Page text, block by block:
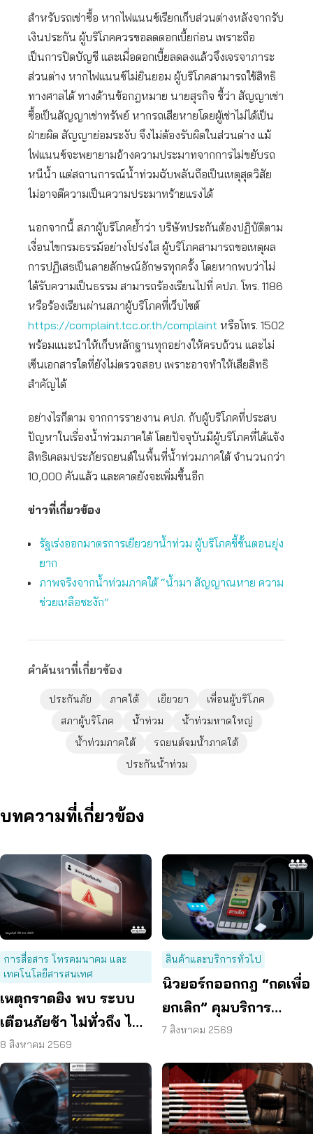
สำหรับรถเช่าซื้อ หากไฟแนนซ์เรียกเก็บส่วนต่างหลังจากรับ
เงินประกัน ผู้บริโภคควรขอลดดอกเบี้ยก่อน เพราะถือ
เป็นการปิดบัญชี และเมื่อดอกเบี้ยลดลงแล้วจึงเจรจาภาระ
ส่วนต่าง หากไฟแนนซ์ไม่ยินยอม ผู้บริโภคสามารถใช้สิทธิ
ทางศาลได้ ทางด้านข้อกฎหมาย นายสุรกิจ ชี้ว่า สัญญาเช่า
ซื้อเป็นสัญญาเช่าทรัพย์ หากรถเสียหายโดยผู้เช่าไม่ได้เป็น
ฝ่ายผิด สัญญาย่อมระงับ จึงไม่ต้องรับผิดในส่วนต่าง แม้
ไฟแนนซ์จะพยายามอ้างความประมาทจากการไม่ขยับรถ
หนีน้ำ แต่สถานการณ์น้ำท่วมฉับพลันถือเป็นเหตุสุดวิสัย
ไม่อาจตีความเป็นความประมาทร้ายแรงได้
นอกจากนี้ สภาผู้บริโภคย้ำว่า บริษัทประกันต้องปฏิบัติตาม
เงื่อนไขกรมธรรม์อย่างโปร่งใส ผู้บริโภคสามารถขอเหตุผล
การปฏิเสธเป็นลายลักษณ์อักษรทุกครั้ง โดยหากพบว่าไม่
ได้รับความเป็นธรรม สามารถร้องเรียนไปที่ คปภ. โทร. 1186
หรือร้องเรียนผ่านสภาผู้บริโภคที่เว็บไซต์
https://complaint.tcc.or.th/complaint หรือโทร. 1502
พร้อมแนะนำให้เก็บหลักฐานทุกอย่างให้ครบถ้วน และไม่
เซ็นเอกสารใดที่ยังไม่ตรวจสอบ เพราะอาจทำให้เสียสิทธิ
สำคัญได้
อย่างไรก็ตาม จากการรายงาน คปภ. กับผู้บริโภคที่ประสบ
ปัญหาในเรื่องน้ำท่วมภาคใต้ โดยปัจจุบันมีผู้บริโภคที่ได้แจ้ง
สิทธิเคลมประภัยรถยนต์ในพื้นที่น้ำท่วมภาคใต้ จำนวนกว่า
10,000 คันแล้ว และคาดยังจะเพิ่มขึ้นอีก
ข่าวที่เกี่ยวข้อง
รัฐเร่งออกมาตรการเยียวยาน้ำท่วม ผู้บริโภคชี้ขั้นตอนยุ่ง
ยาก
ภาพจริงจากน้ำท่วมภาคใต้ “น้ำมา สัญญาณหาย ความ
ช่วยเหลือชะงัก”
คำค้นหาที่เกี่ยวข้อง
ประกันภัย ภาคใต้ เยียวยา
เพื่อนผู้บริโภค
สภาผู้บริโภค
น้ำท่วม
น้ำท่วมหาดใหญ่
น้ำท่วมภาคใต้
รถยนต์จมน้ำภาคใต้
ประกันน้ำท่วม
บทความที่เกี่ยวข้อง
การสื่อสาร โทรคมนาคม และ
เทคโนโลยีสารสนเทศ
เหตุกราดยิง พบ ระบบ
เตือนภัยช้า ไม่ทั่วถึง ไม่
ชัดเจน
8 สิงหาคม 2569
สินค้าและบริการทั่วไป
นิวยอร์กออกกฎ “กดเพื่อ
ยกเลิก” คุมบริการ
ออนไลน์ ต่ออายุสมาชิก
7 สิงหาคม 2569